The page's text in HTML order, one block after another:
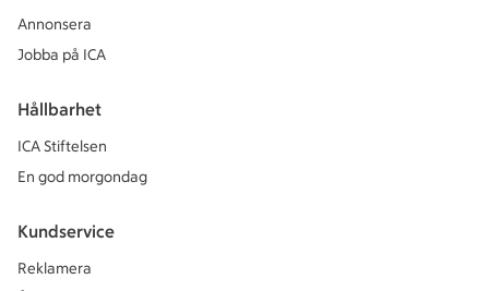
Annonsera
Jobba på ICA
Hållbarhet
ICA Stiftelsen
En god morgondag
Kundservice
Reklamera